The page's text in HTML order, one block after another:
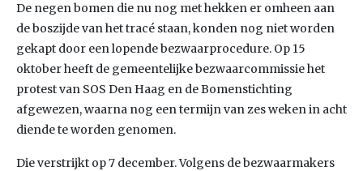
De negen bomen die nu nog met hekken er omheen aan
de boszijde van het tracé staan, konden nog niet worden
gekapt door een lopende bezwaarprocedure. Op 15
oktober heeft de gemeentelijke bezwaarcommissie het
protest van SOS Den Haag en de Bomenstichting
afgewezen, waarna nog een termijn van zes weken in acht
diende te worden genomen.
Die verstrijkt op 7 december. Volgens de bezwaarmakers